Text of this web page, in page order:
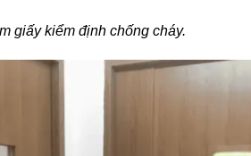
kiểm định chống cháy.